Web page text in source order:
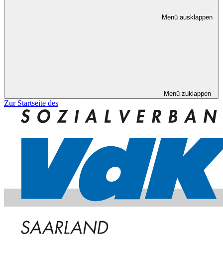
Menü ausklappen
Menü zuklappen
Zur Startseite des